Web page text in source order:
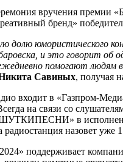
вручения премии
бренд»
долю юмористического
и это говорит об
помогают
Савиных, получая
входит в «Газпром-Медиа
на связи со
в
назовет уже
поддерживает